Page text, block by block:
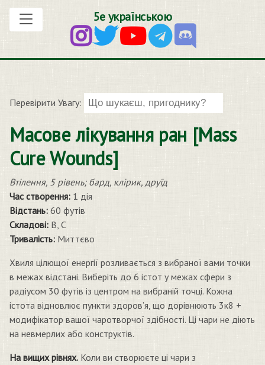
5е українською
Перевірити Увагу:
Масове лікування ран [Mass
Cure Wounds]
Втілення, 5 рівень; бард, клірик, друїд
Час створення: 1 дія
Відстань: 60 футів
Складові: В, С
Тривалість: Миттєво
Хвиля цілющої енергії розливається з вибраної вами точки
в межах відстані. Виберіть до 6 істот у межах сфери з
радіусом 30 футів із центром на вибраній точці. Кожна
істота відновлює пункти здоров’я, що дорівнюють 3к8 +
модифікатор вашої чаротворчої здібності. Ці чари не діють
на невмерлих або конструктів.
На вищих рівнях. Коли ви створюєте ці чари з